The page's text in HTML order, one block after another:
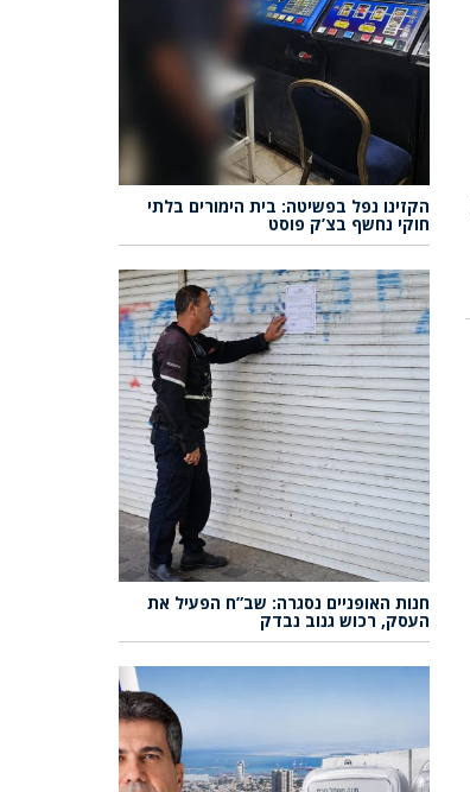
הקזינו נפל בפשיטה: בית הימורים בלתי
חוקי נחשף בצ’ק פוסט
חנות האופניים נסגרה: שב”ח הפעיל את
העסק, רכוש גנוב נבדק